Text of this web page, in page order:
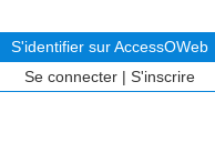
S'identifier sur AccessOWeb
Se connecter | S'inscrire